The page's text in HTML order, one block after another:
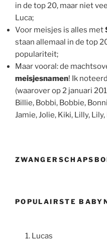
in de top 20, maar niet
Luca;
Voor meisjes is alles met
staan allemaal in de top
populariteit;
Maar vooral: de
meisjesnamen! Ik
(waarover op 2 januari
Billie, Bobbi, Bobbie,
Jamie, Jolie, Kiki, Lilly,
POPULAIRSTE
Lucas